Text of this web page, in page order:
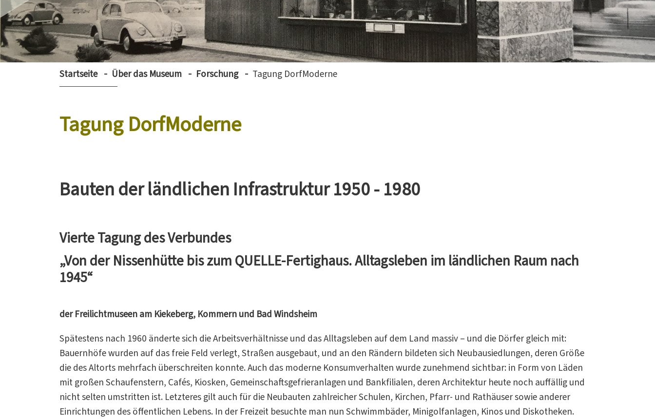
Startseite Über das Museum Forschung Tagung DorfModerne
Tagung DorfModerne
Bauten der ländlichen Infrastruktur 1950 - 1980
Vierte Tagung des Verbundes
„Von der Nissenhütte bis zum QUELLE-Fertighaus. Alltagsleben im ländlichen Raum nach
1945“
der Freilichtmuseen am Kiekeberg, Kommern und Bad Windsheim
Spätestens nach 1960 änderte sich die Arbeitsverhältnisse und das Alltagsleben auf dem Land massiv – und die Dörfer gleich mit:
Bauernhöfe wurden auf das freie Feld verlegt, Straßen ausgebaut, und an den Rändern bildeten sich Neubausiedlungen, deren Größe
die des Altorts mehrfach überschreiten konnte. Auch das moderne Konsumverhalten wurde zunehmend sichtbar: in Form von Läden
mit großen Schaufenstern, Cafés, Kiosken, Gemeinschaftsgefrieranlagen und Bankfilialen, deren Architektur heute noch auffällig und
nicht selten umstritten ist. Letzteres gilt auch für die Neubauten zahlreicher Schulen, Kirchen, Pfarr- und Rathäuser sowie anderer
Einrichtungen des öffentlichen Lebens. In der Freizeit besuchte man nun Schwimmbäder, Minigolfanlagen, Kinos und Diskotheken.